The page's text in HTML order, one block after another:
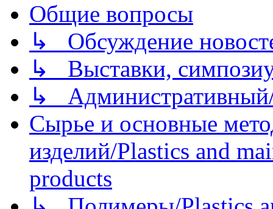
Общие вопросы
↳ Обсуждение
↳ Выставки,
↳
Сырье и основные
изделий/Plastics and
products